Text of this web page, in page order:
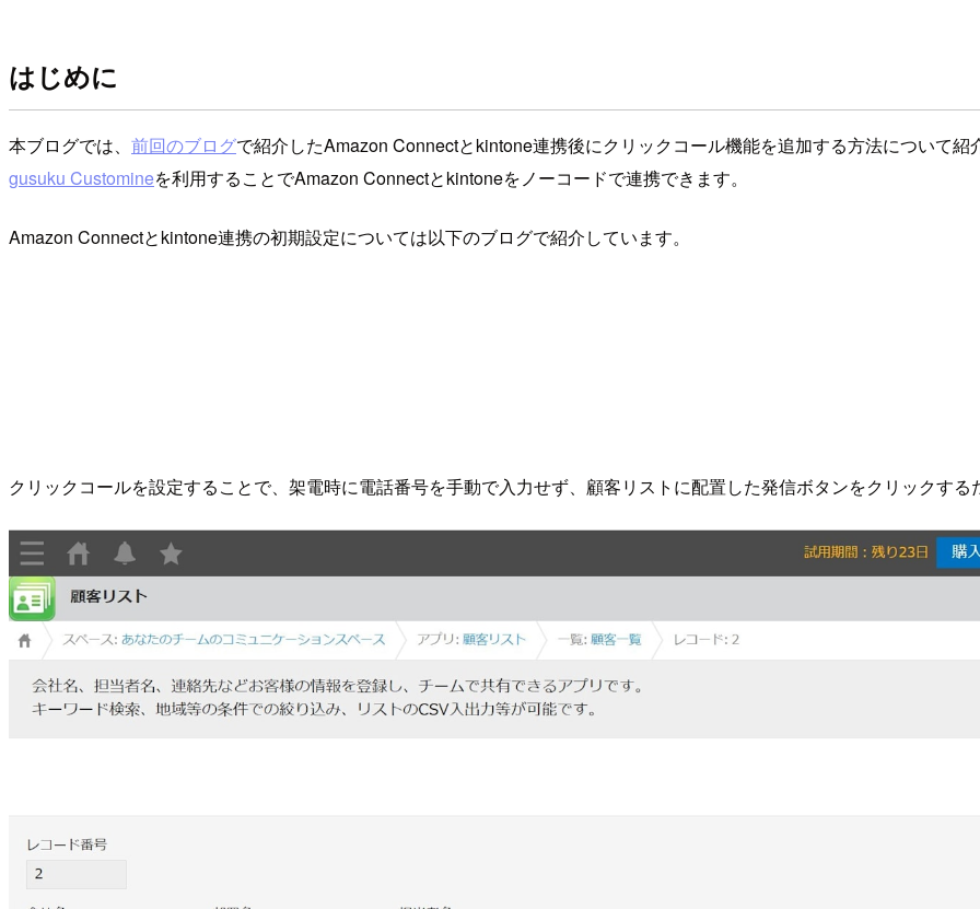
はじめに
本ブログでは、 前回のブログで紹介したAmazon Connectとkintone連携後にクリックコール機能を追加する方法について紹
gusuku Customineを利用することでAmazon Connectとkintoneをノーコードで連携できます。
Amazon Connectとkintone連携の初期設定については以下のブログで紹介しています。
クリックコールを設定することで、架電時に電話番号を手動で入力せず、顧客リストに配置した発信ボタンをクリックする